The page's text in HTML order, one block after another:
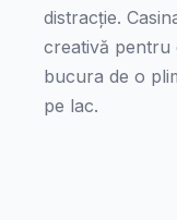
distracție.
creativă pentru
bucura de o
pe lac.